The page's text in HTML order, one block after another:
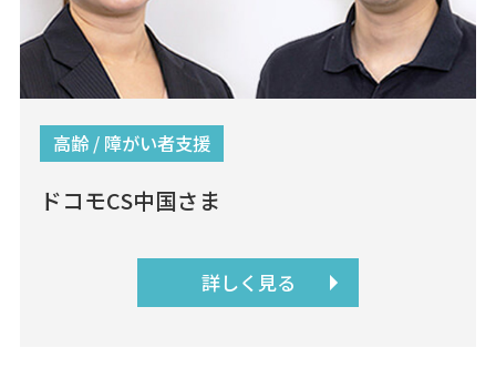
高齢 / 障がい者支援
ドコモCS中国さま
詳しく見る